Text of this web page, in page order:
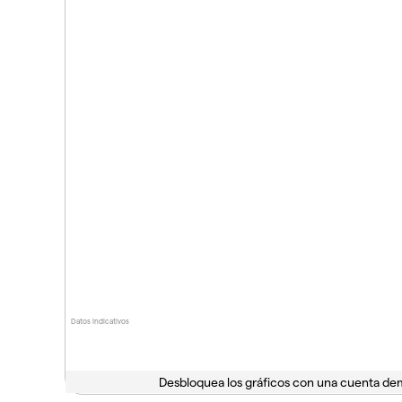
Datos indicativos
Desbloquea los gráficos con una cuenta